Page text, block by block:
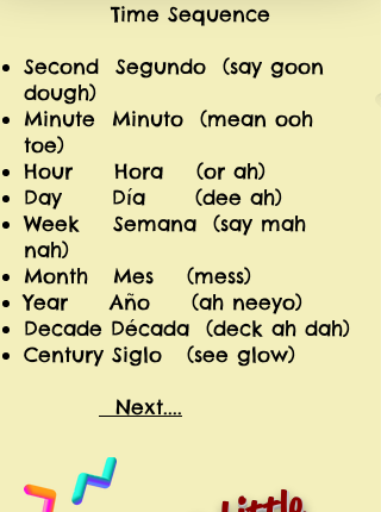
Time Sequence
Second Segundo (say goon
dough)
Minute Minuto (mean ooh
toe)
Hour Hora (or ah)
Day Día (dee ah)
Week Semana (say mah
nah)
Month Mes (mess)
Year Año (ah neeyo)
Decade Década (deck ah dah)
Century Siglo (see glow)
Next....